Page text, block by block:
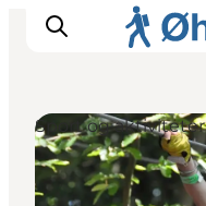
Inspiration
Sport og aktiviteter